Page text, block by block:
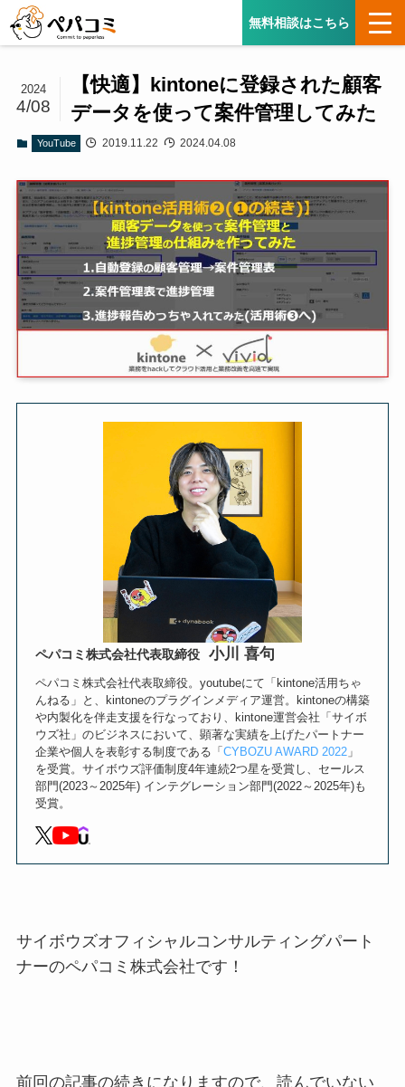
無料相談はこちら
【快適】kintoneに登録された顧客
データを使って案件管理してみた
2024
4/08
YouTube 2019.11.22 2024.04.08
ペパコミ株式会社代表取締役 小川 喜句
ペパコミ株式会社代表取締役。youtubeにて「kintone活用ちゃ
んねる」と、kintoneのプラグインメディア運営。kintoneの構築
や内製化を伴走支援を行なっており、kintone運営会社「サイボ
ウズ社」のビジネスにおいて、顕著な実績を上げたパートナー
企業や個人を表彰する制度である「 CYBOZU AWARD 2022」
を受賞。サイボウズ評価制度4年連続2つ星を受賞し、セールス
部門(2023～2025年) インテグレーション部門(2022～2025年)も
受賞。
サイボウズオフィシャルコンサルティングパート
ナーのペパコミ株式会社です！
前回の記事の続きになりますので、読んでいない